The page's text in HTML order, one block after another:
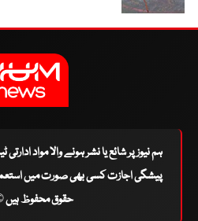
ہم نیوز پر شائع یا نشر ہونے والا مواد
پیشگی اجازت کسی بھی صورت میں
حقوق محفوظ ہیں ©